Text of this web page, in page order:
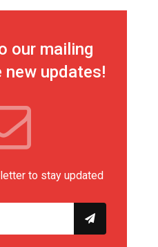
our mailing
new updates!
to stay updated